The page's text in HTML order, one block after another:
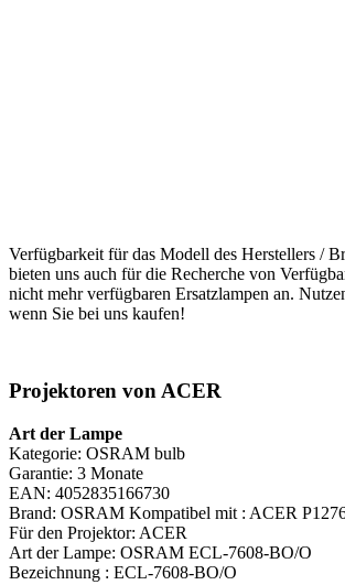
Verfügbarkeit für das Modell des Herstellers /
bieten uns auch für die Recherche von
nicht mehr verfügbaren Ersatzlampen an.
wenn Sie bei uns kaufen!
Projektoren von ACER
Art der Lampe
Kategorie: OSRAM bulb
Garantie: 3 Monate
EAN: 4052835166730
Brand: OSRAM Kompatibel mit : ACER
Für den Projektor: ACER
Art der Lampe: OSRAM ECL-7608-BO/O
Bezeichnung : ECL-7608-BO/O